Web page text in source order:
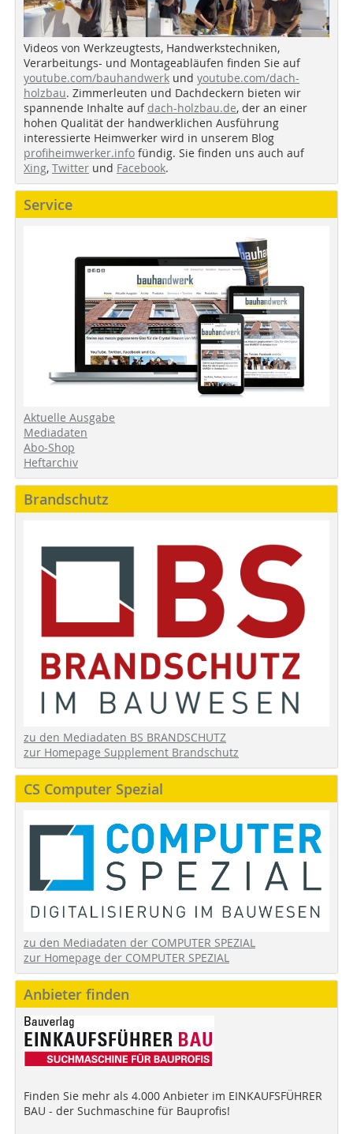
Videos von Werkzeugtests, Handwerkstechniken,
Verarbeitungs- und Montageabläufen finden Sie auf
youtube.com/bauhandwerk und youtube.com/dach-
holzbau. Zimmerleuten und Dachdeckern bieten wir
spannende Inhalte auf dach-holzbau.de, der an einer
hohen Qualität der handwerklichen Ausführung
interessierte Heimwerker wird in unserem Blog
profiheimwerker.info fündig. Sie finden uns auch auf
Xing, Twitter und Facebook.
Service
Aktuelle Ausgabe
Mediadaten
Abo-Shop
Heftarchiv
Brandschutz
zu den Mediadaten BS BRANDSCHUTZ
zur Homepage Supplement Brandschutz
CS Computer Spezial
zu den Mediadaten der COMPUTER SPEZIAL
zur Homepage der COMPUTER SPEZIAL
Anbieter finden
Finden Sie mehr als 4.000 Anbieter im EINKAUFSFÜHRER
BAU - der Suchmaschine für Bauprofis!